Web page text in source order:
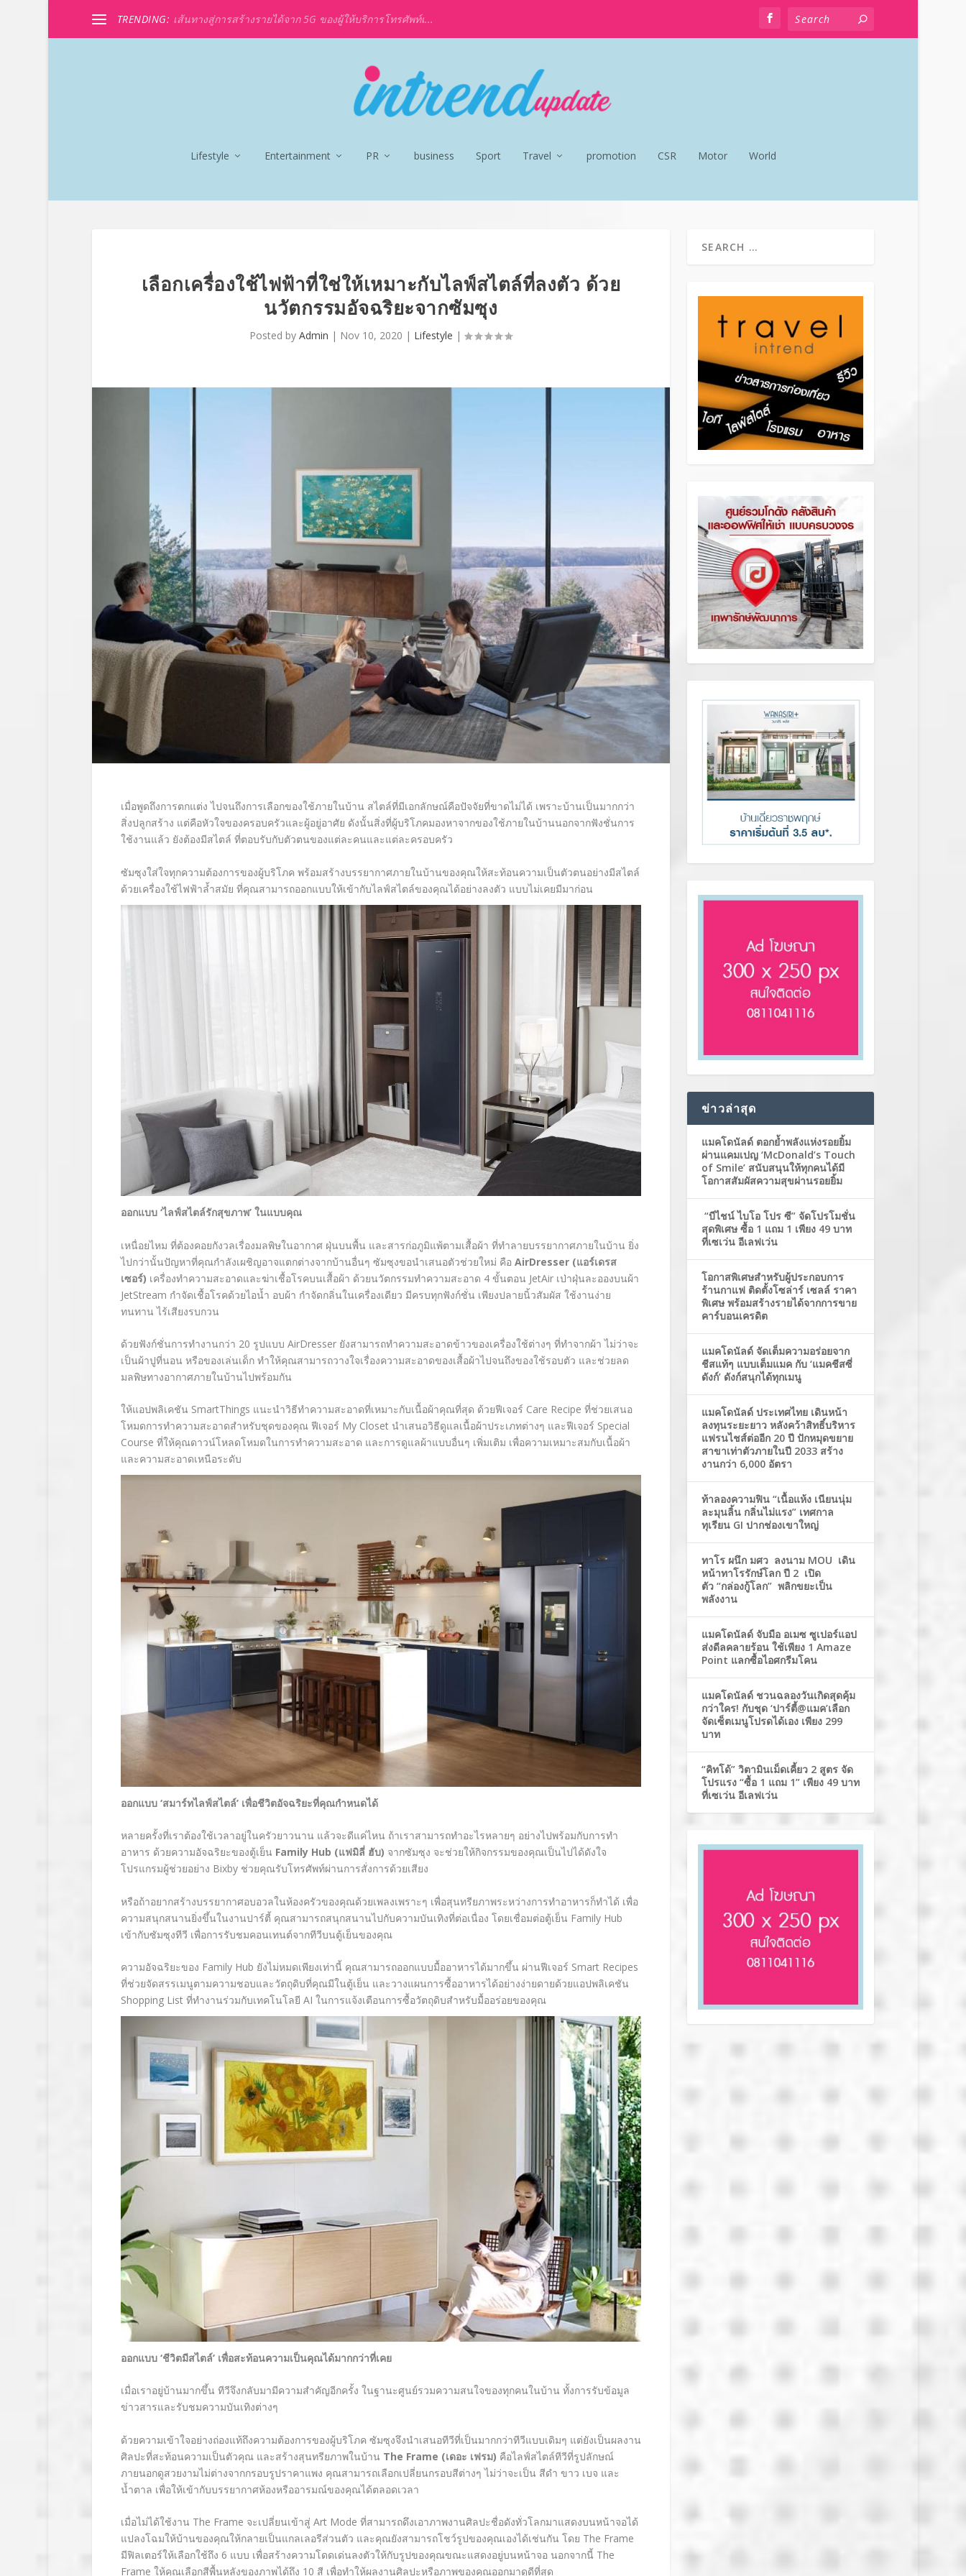
TRENDING: เส้นทางสู่การสร้างรายได้จาก 5G ของผู้ให้บริการโทรศัพท์เ...
Lifestyle Entertainment PR business Sport Travel promotion CSR Motor World
เลือกเครื่องใช้ไฟฟ้าที่ใช่ให้เหมาะกับไลฟ์สไตล์ที่ลงตัว ด้วย
นวัตกรรมอัจฉริยะจากซัมซุง
Posted byAdmin | Nov 10, 2020 | Lifestyle |
เมื่อพูดถึงการตกแต่ง ไปจนถึงการเลือกของใช้ภายในบ้าน สไตล์ที่มีเอกลักษณ์คือปัจจัยที่ขาดไม่ได้ เพราะบ้านเป็นมากกว่า
สิ่งปลูกสร้าง แต่คือหัวใจของครอบครัวและผู้อยู่อาศัย ดังนั้นสิ่งที่ผู้บริโภคมองหาจากของใช้ภายในบ้านนอกจากฟังชั่นการ
ใช้งานแล้ว ยังต้องมีสไตล์ ที่ตอบรับกับตัวตนของแต่ละคนและแต่ละครอบครัว
ซัมซุงใส่ใจทุกความต้องการของผู้บริโภค พร้อมสร้างบรรยากาศภายในบ้านของคุณให้สะท้อนความเป็นตัวตนอย่างมีสไตล์
ด้วยเครื่องใช้ไฟฟ้าล้ำสมัย ที่คุณสามารถออกแบบให้เข้ากับไลฟ์สไตล์ของคุณได้อย่างลงตัว แบบไม่เคยมีมาก่อน
ออกแบบ ‘ไลฟ์สไตล์รักสุขภาพ’ ในแบบคุณ
เหนื่อยไหม ที่ต้องคอยกังวลเรื่องมลพิษในอากาศ ฝุ่นบนพื้น และสารก่อภูมิแพ้ตามเสื้อผ้า ที่ทำลายบรรยากาศภายในบ้าน ยิ่ง
ไปกว่านั้นปัญหาที่คุณกำลังเผชิญอาจแตกต่างจากบ้านอื่นๆ ซัมซุงขอนำเสนอตัวช่วยใหม่ คือ AirDresser (แอร์เดรส
เซอร์) เครื่องทำความสะอาดและฆ่าเชื้อโรคบนเสื้อผ้า ด้วยนวัตกรรมทำความสะอาด 4 ขั้นตอน JetAir เป่าฝุ่นละอองบนผ้า
JetStream กำจัดเชื้อโรคด้วยไอน้ำ อบผ้า กำจัดกลิ่นในเครื่องเดียว มีครบทุกฟังก์ชั่น เพียงปลายนิ้วสัมผัส ใช้งานง่าย
ทนทาน ไร้เสียงรบกวน
ด้วยฟังก์ชั่นการทำงานกว่า 20 รูปแบบ AirDresserยังสามารถทำความสะอาดข้าวของเครื่องใช้ต่างๆ ที่ทำจากผ้า ไม่ว่าจะ
เป็นผ้าปูที่นอน หรือของเล่นเด็ก ทำให้คุณสามารถวางใจเรื่องความสะอาดของเสื้อผ้าไปจนถึงของใช้รอบตัว และช่วยลด
มลพิษทางอากาศภายในบ้านไปพร้อมกัน
ให้แอปพลิเคชัน SmartThings แนะนำวิธีทำความสะอาดที่เหมาะกับเนื้อผ้าคุณที่สุด ด้วยฟีเจอร์ Care Recipe ที่ช่วยเสนอ
โหมดการทำความสะอาดสำหรับชุดของคุณ ฟีเจอร์ My Closetนำเสนอวิธีดูแลเนื้อผ้าประเภทต่างๆ และฟีเจอร์ Special
Course ที่ให้คุณดาวน์โหลดโหมดในการทำความสะอาด และการดูแลผ้าแบบอื่นๆ เพิ่มเติม เพื่อความเหมาะสมกับเนื้อผ้า
และความสะอาดเหนือระดับ
ออกแบบ ‘สมาร์ทไลฟ์สไตล์’เพื่อชีวิตอัจฉริยะที่คุณกำหนดได้
หลายครั้งที่เราต้องใช้เวลาอยู่ในครัวยาวนาน แล้วจะดีแค่ไหน ถ้าเราสามารถทำอะไรหลายๆ อย่างไปพร้อมกับการทำ
อาหาร ด้วยความอัจฉริยะของตู้เย็น Family Hub (แฟมิลี่ ฮับ) จากซัมซุง จะช่วยให้กิจกรรมของคุณเป็นไปได้ดังใจ
โปรแกรมผู้ช่วยอย่าง Bixby ช่วยคุณรับโทรศัพท์ผ่านการสั่งการด้วยเสียง
หรือถ้าอยากสร้างบรรยากาศอบอวลในห้องครัวของคุณด้วยเพลงเพราะๆ เพื่อสุนทรียภาพระหว่างการทำอาหารก็ทำได้ เพื่อ
ความสนุกสนานยิ่งขึ้นในงานปาร์ตี้ คุณสามารถสนุกสนานไปกับความบันเทิงที่ต่อเนื่อง โดยเชื่อมต่อตู้เย็น Family Hub
เข้ากับซัมซุงทีวี เพื่อการรับชมคอนเทนต์จากทีวีบนตู้เย็นของคุณ
ความอัจฉริยะของ Family Hub ยังไม่หมดเพียงเท่านี้ คุณสามารถออกแบบมื้ออาหารได้มากขึ้น ผ่านฟีเจอร์ Smart Recipes
ที่ช่วยจัดสรรเมนูตามความชอบและวัตถุดิบที่คุณมีในตู้เย็น และวางแผนการซื้ออาหารได้อย่างง่ายดายด้วยแอปพลิเคชัน
Shopping Listที่ทำงานร่วมกับเทคโนโลยี AI ในการแจ้งเตือนการซื้อวัตถุดิบสำหรับมื้ออร่อยของคุณ
ออกแบบ ‘ชีวิตมีสไตล์’เพื่อสะท้อนความเป็นคุณได้มากกว่าที่เคย
เมื่อเราอยู่บ้านมากขึ้น ทีวีจึงกลับมามีความสำคัญอีกครั้ง ในฐานะศูนย์รวมความสนใจของทุกคนในบ้าน ทั้งการรับข้อมูล
ข่าวสารและรับชมความบันเทิงต่างๆ
ด้วยความเข้าใจอย่างถ่องแท้ถึงความต้องการของผู้บริโภค ซัมซุงจึงนำเสนอทีวีที่เป็นมากกว่าทีวีแบบเดิมๆ แต่ยังเป็นผลงาน
ศิลปะที่สะท้อนความเป็นตัวคุณ และสร้างสุนทรียภาพในบ้าน The Frame (เดอะ เฟรม) คือไลฟ์สไตล์ทีวีที่รูปลักษณ์
ภายนอกดูสวยงามไม่ต่างจากกรอบรูปราคาแพง คุณสามารถเลือกเปลี่ยนกรอบสีต่างๆ ไม่ว่าจะเป็น สีดำ ขาว เบจ และ
น้ำตาล เพื่อให้เข้ากับบรรยากาศห้องหรืออารมณ์ของคุณได้ตลอดเวลา
เมื่อไม่ได้ใช้งาน The Frame จะเปลี่ยนเข้าสู่ Art Mode ที่สามารถดึงเอาภาพงานศิลปะชื่อดังทั่วโลกมาแสดงบนหน้าจอได้
แปลงโฉมให้บ้านของคุณให้กลายเป็นแกลเลอรีส่วนตัว และคุณยังสามารถโชว์รูปของคุณเองได้เช่นกัน โดย The Frame
มีฟิลเตอร์ให้เลือกใช้ถึง 6 แบบ เพื่อสร้างความโดดเด่นลงตัวให้กับรูปของคุณขณะแสดงอยู่บนหน้าจอ นอกจากนี้ The
Frame ให้คุณเลือกสีพื้นหลังของภาพได้ถึง 10 สี เพื่อทำให้ผลงานศิลปะหรือภาพของคุณออกมาดูดีที่สุด
ข่าวล่าสุด
แมคโดนัลด์ ตอกย้ำพลังแห่งรอยยิ้ม
ผ่านแคมเปญ ‘McDonald’s Touch
of Smile’ สนับสนุนให้ทุกคนได้มี
โอกาสสัมผัสความสุขผ่านรอยยิ้ม
“บีไชน์ ไบโอ โปร ซี” จัดโปรโมชั่น
สุดพิเศษ ซื้อ 1 แถม 1 เพียง 49 บาท
ที่เซเว่น อีเลฟเว่น
โอกาสพิเศษสำหรับผู้ประกอบการ
ร้านกาแฟ ติดตั้งโซล่าร์ เซลล์ ราคา
พิเศษ พร้อมสร้างรายได้จากการขาย
คาร์บอนเครดิต
แมคโดนัลด์ จัดเต็มความอร่อยจาก
ชีสแท้ๆ แบบเต็มแมค กับ ‘แมคชีสซี่
ดังก์’ ดังก์สนุกได้ทุกเมนู
แมคโดนัลด์ ประเทศไทย เดินหน้า
ลงทุนระยะยาว หลังคว้าสิทธิ์บริหาร
แฟรนไชส์ต่ออีก 20 ปี ปักหมุดขยาย
สาขาเท่าตัวภายในปี 2033 สร้าง
งานกว่า 6,000 อัตรา
ท้าลองความฟิน “เนื้อแห้ง เนียนนุ่ม
ละมุนลิ้น กลิ่นไม่แรง” เทศกาล
ทุเรียน GI ปากช่องเขาใหญ่
ทาโร ผนึก มศว ลงนาม MOU เดิน
หน้าทาโรรักษ์โลก ปี 2 เปิด
ตัว “กล่องกู้โลก” พลิกขยะเป็น
พลังงาน
แมคโดนัลด์ จับมือ อเมซ ซูเปอร์แอป
ส่งดีลคลายร้อน ใช้เพียง 1 Amaze
Point แลกซื้อไอศกรีมโคน
แมคโดนัลด์ ชวนฉลองวันเกิดสุดคุ้ม
กว่าใคร! กับชุด ‘ปาร์ตี้@แมค’เลือก
จัดเซ็ตเมนูโปรดได้เอง เพียง 299
บาท
“คิทโด้” วิตามินเม็ดเคี้ยว 2 สูตร จัด
โปรแรง “ซื้อ 1 แถม 1” เพียง 49 บาท
ที่เซเว่น อีเลฟเว่น